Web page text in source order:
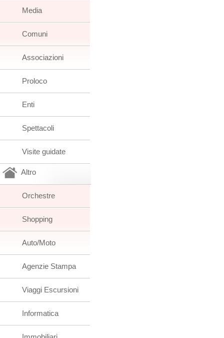
Media
Comuni
Associazioni
Proloco
Enti
Spettacoli
Visite guidate
Altro
Orchestre
Shopping
Auto/Moto
Agenzie Stampa
Viaggi Escursioni
Informatica